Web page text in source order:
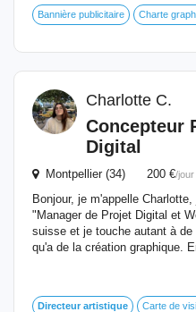
Bannière publicitaire Charte
Charlotte C.
Concepteur
Digital
Montpellier (34) 200 €/jour
Bonjour, je m'appelle
"Manager de Projet Digital et
suisse et je touche autant à
qu'a de la création graphique.
Directeur artistique Carte de